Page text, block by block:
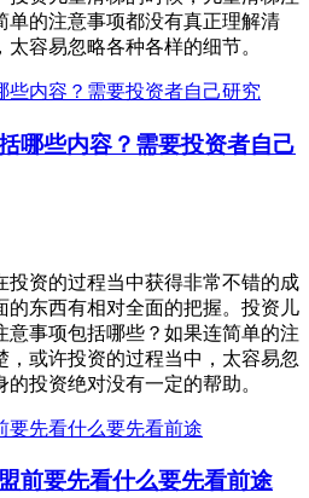
单的注意事项都没有真正理解清
容易忽略各种各样的细节。
哪些内容？需要投资者自己
投资的过程当中获得非常不错的成
的东西有相对全面的把握。投资儿
意事项包括哪些？如果连简单的注
或许投资的过程当中，太容易忽
投资绝对没有一定的帮助。
前要先看什么要先看前途